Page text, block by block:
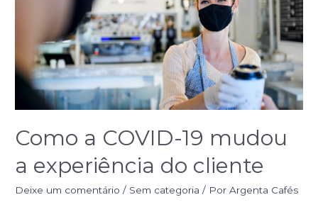
Como a COVID-19 mudou
a experiência do cliente
Deixe um comentário / Sem categoria / PorArgenta Cafés
experiência
do
cliente